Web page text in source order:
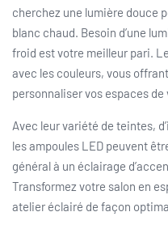
cherchez une lumière douce
blanc chaud. Besoin d’une
froid est votre meilleur pari.
avec les couleurs, vous
personnaliser vos espaces de
Avec leur variété de teintes,
les ampoules LED peuvent
général à un éclairage
Transformez votre salon en
atelier éclairé de façon